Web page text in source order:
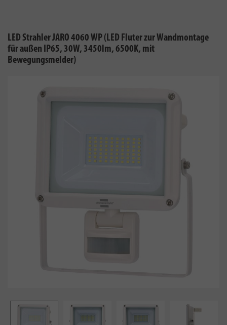
LED Strahler JARO 4060 WP (LED Fluter zur Wandmontage
für außen IP65, 30W, 3450lm, 6500K, mit
Bewegungsmelder)